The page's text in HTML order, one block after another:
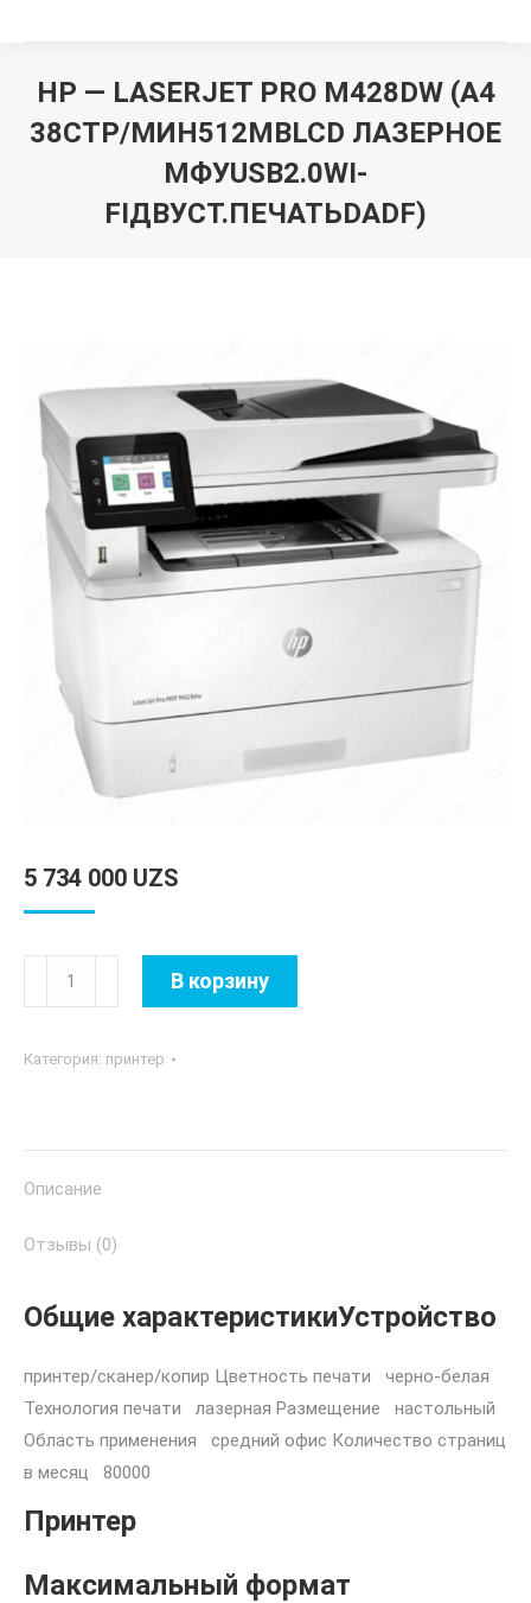
HP — LASERJET PRO M428DW (A4
38СТР/МИН512MBLCD ЛАЗЕРНОЕ
МФУUSB2.0WI-
FIДВУСТ.ПЕЧАТЬDADF)
5 734 000 UZS
Количество
товара
-
(A4
мин512MbLCD
МФУUSB2.0Wi-
В корзину
Категория: принтер
Описание
Отзывы (0)
Общие характеристикиУстройство
принтер/сканер/копир Цветность печати черно-белая
Технология печати лазерная Размещение настольный
Область применения средний офис Количество страниц
в месяц 80000
Принтер
Максимальный формат